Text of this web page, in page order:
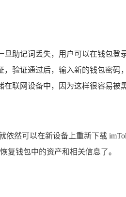
旦助记词丢失，用户可以在钱包
验证通过后，输入新的钱包密
联网设备中，因为这样很容易被
然可以在新设备上重新下载
复钱包中的资产和相关信息了。